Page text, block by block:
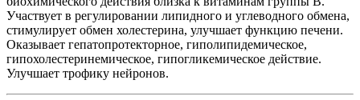
Участвует в регулировании липидного и углеводного обмена,
стимулирует обмен холестерина, улучшает функцию печени.
Оказывает гепатопротекторное, гиполипидемическое,
гипохолестеринемическое, гипогликемическое действие.
Улучшает трофику нейронов.